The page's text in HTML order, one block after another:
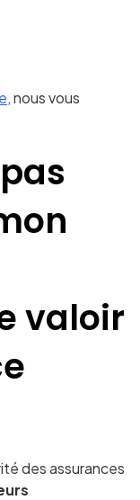
, nous vous
valoir
des assurances